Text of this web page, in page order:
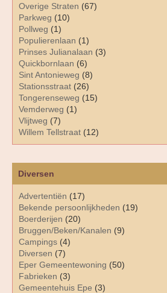
Diversen
Advertentiën (17)
Bekende persoonlijkheden (19)
Boerderijen (20)
Bruggen/Beken/Kanalen (9)
Campings (4)
Diversen (7)
Eper Gemeentewoning (50)
Fabrieken (3)
Gemeentehuis Epe (3)
Overige Straten (67)
Parkweg (10)
Pollweg (1)
Populierenlaan (1)
Prinses Julianalaan (3)
Quickbornlaan (6)
Sint Antonieweg (8)
Stationsstraat (26)
Tongerenseweg (15)
Vemderweg (1)
Vlijtweg (7)
Willem Tellstraat (12)